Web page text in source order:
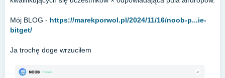
Mój BLOG - https://marekporwol.pl/2024/11/16/noob-p...ie-
bitget/
Ja trochę doge wrzuciłem